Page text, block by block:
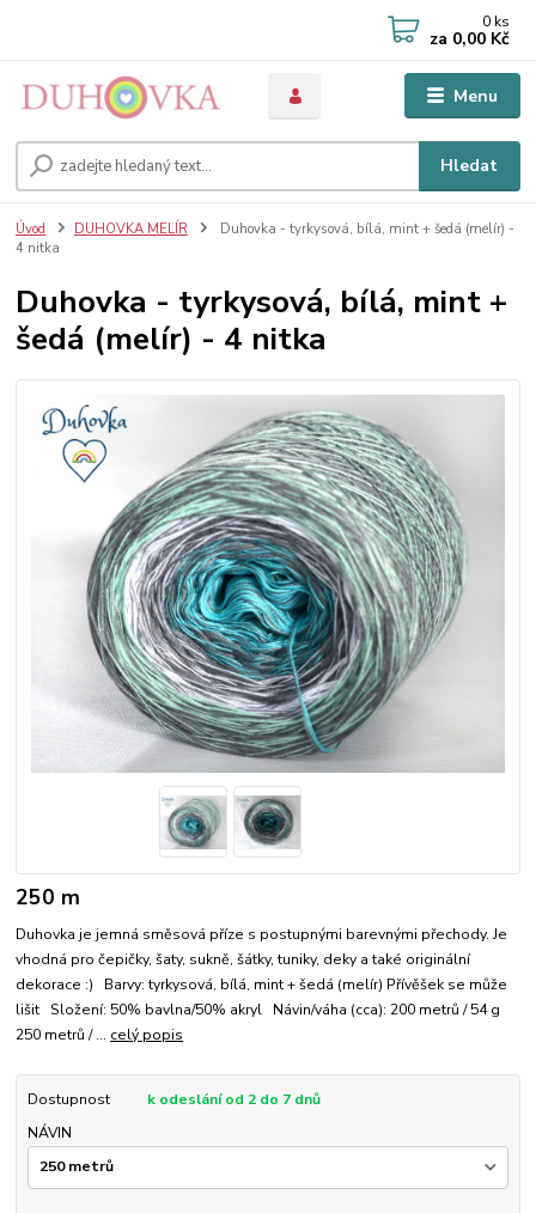
Menu
Hledat
0 ks
za 0,00 Kč
Úvod DUHOVKA MELÍR
Duhovka - tyrkysová, bílá, mint + šedá (melír) -
4 nitka
Duhovka - tyrkysová, bílá, mint +
šedá (melír) - 4 nitka
250 m
Duhovka je jemná směsová příze s postupnými barevnými přechody. Je
vhodná pro čepičky, šaty, sukně, šátky, tuniky, deky a také originální
dekorace :) Barvy: tyrkysová, bílá, mint + šedá (melír) Přívěšek se může
lišit Složení: 50% bavlna/50% akryl Návin/váha (cca): 200 metrů / 54 g
250 metrů / ... celý popis
Dostupnost
k odeslání od 2 do 7 dnů
NÁVIN